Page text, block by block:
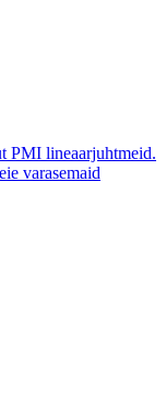
PMI lineaarjuhtmeid.
varasemaid